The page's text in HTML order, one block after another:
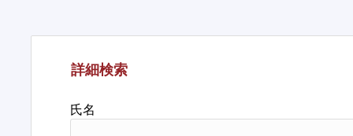
詳細検索
氏名